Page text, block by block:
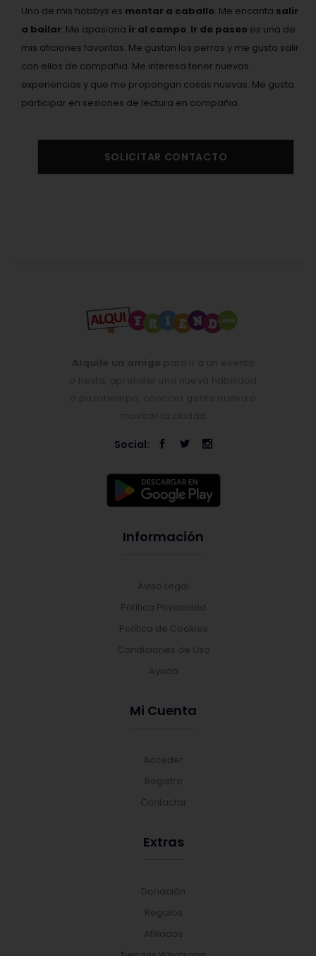
Uno de mis hobbys es montar a caballo. Me encanta salir
a bailar. Me apasiona ir al campo. Ir de paseo es una de
mis aficiones favoritas. Me gustan los perros y me gusta salir
con ellos de compañia. Me interesa tener nuevas
experiencias y que me propongan cosas nuevas. Me gusta
participar en sesiones de lectura en compañia.
SOLICITAR CONTACTO
Social:
Información
Aviso Legal
Política Privacidad
Política de Cookies
Condiciones de Uso
Ayuda
Mi Cuenta
Acceder
Registro
Contactar
Extras
Donación
Regalos
Afiliados